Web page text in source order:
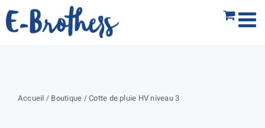
Passer
au
Accueil / Boutique /Cotte de pluie HV niveau 3